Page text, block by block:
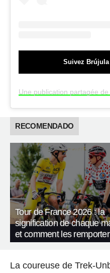
Suivez
RECOMENDADO
Tour de France 2026 : la
signification de chaque
et comment les remporter
La coureuse de Trek-